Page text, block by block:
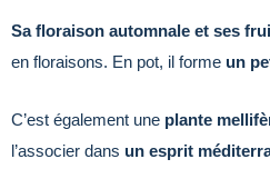
Sa floraison automnale et ses
en floraisons. En pot, il forme un
C’est également une plante
l’associer dans un esprit